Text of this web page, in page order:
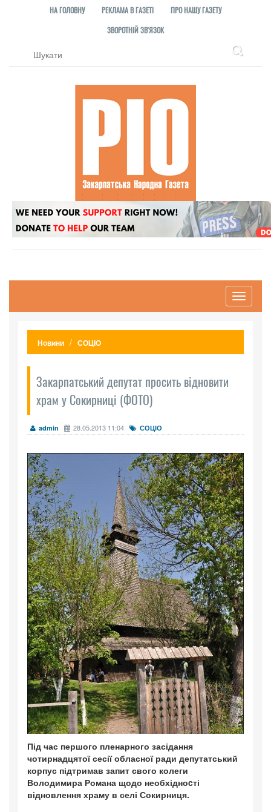
НА ГОЛОВНУ РЕКЛАМА В ГАЗЕТІ
ПРО НАШУ ГАЗЕТУ
ЗВОРОТНІЙ ЗВ'ЯЗОК
Toggle
Новини СОЦІО
Закарпатський депутат просить відновити
храм у Сокирниці (ФОТО)
admin 28.05.2013 11:04 СОЦІО
Під час першого пленарного засідання
чотирнадцятої сесії обласної ради депутатський
корпус підтримав запит свого колеги
Володимира Романа щодо необхідноcті
відновлення храму в селі Сокирниця.